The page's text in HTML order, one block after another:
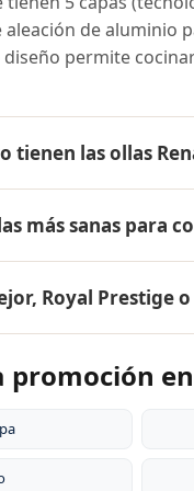
aleación de
permite
tienen las ollas
a la corrosión,
duradero. Por eso
más sanas para
no reaccionan
el 98% de los
Royal Prestige o
inoxidable
de por vida.
de sus
promoción